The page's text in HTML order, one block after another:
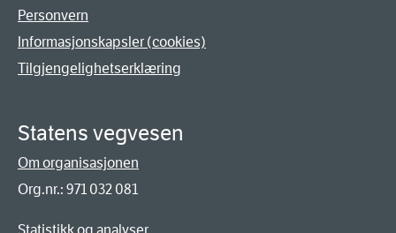
Personvern
Informasjonskapsler (cookies)
Tilgjengelighetserklæring
Statens vegvesen
Om organisasjonen
Org.nr.: 971 032 081